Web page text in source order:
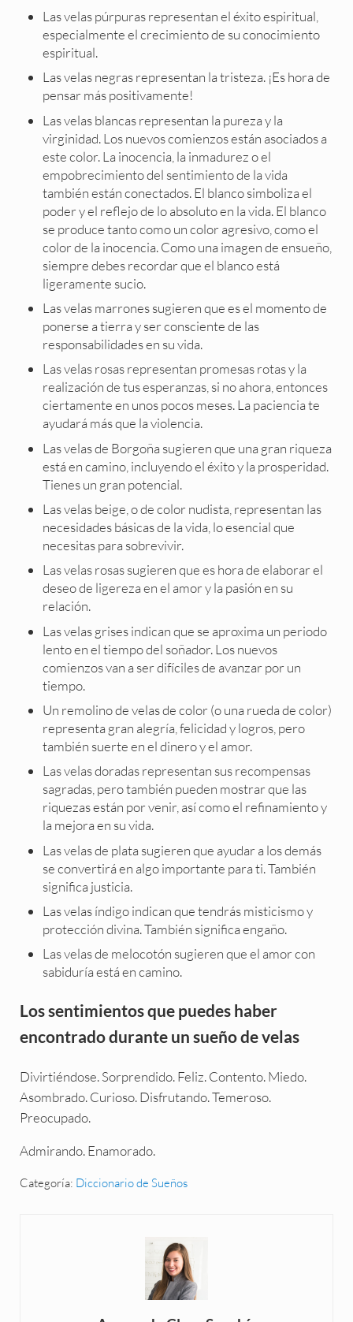
Las velas púrpuras representan el éxito espiritual,
especialmente el crecimiento de su conocimiento
espiritual.
Las velas negras representan la tristeza. ¡Es hora de
pensar más positivamente!
Las velas blancas representan la pureza y la
virginidad. Los nuevos comienzos están asociados a
este color. La inocencia, la inmadurez o el
empobrecimiento del sentimiento de la vida
también están conectados. El blanco simboliza el
poder y el reflejo de lo absoluto en la vida. El blanco
se produce tanto como un color agresivo, como el
color de la inocencia. Como una imagen de ensueño,
siempre debes recordar que el blanco está
ligeramente sucio.
Las velas marrones sugieren que es el momento de
ponerse a tierra y ser consciente de las
responsabilidades en su vida.
Las velas rosas representan promesas rotas y la
realización de tus esperanzas, si no ahora, entonces
ciertamente en unos pocos meses. La paciencia te
ayudará más que la violencia.
Las velas de Borgoña sugieren que una gran riqueza
está en camino, incluyendo el éxito y la prosperidad.
Tienes un gran potencial.
Las velas beige, o de color nudista, representan las
necesidades básicas de la vida, lo esencial que
necesitas para sobrevivir.
Las velas rosas sugieren que es hora de elaborar el
deseo de ligereza en el amor y la pasión en su
relación.
Las velas grises indican que se aproxima un periodo
lento en el tiempo del soñador. Los nuevos
comienzos van a ser difíciles de avanzar por un
tiempo.
Un remolino de velas de color (o una rueda de color)
representa gran alegría, felicidad y logros, pero
también suerte en el dinero y el amor.
Las velas doradas representan sus recompensas
sagradas, pero también pueden mostrar que las
riquezas están por venir, así como el refinamiento y
la mejora en su vida.
Las velas de plata sugieren que ayudar a los demás
se convertirá en algo importante para ti. También
significa justicia.
Las velas índigo indican que tendrás misticismo y
protección divina. También significa engaño.
Las velas de melocotón sugieren que el amor con
sabiduría está en camino.
Los sentimientos que puedes haber
encontrado durante un sueño de velas
Divirtiéndose. Sorprendido. Feliz. Contento. Miedo.
Asombrado. Curioso. Disfrutando. Temeroso.
Preocupado.
Admirando. Enamorado.
Categoría: Diccionario de Sueños